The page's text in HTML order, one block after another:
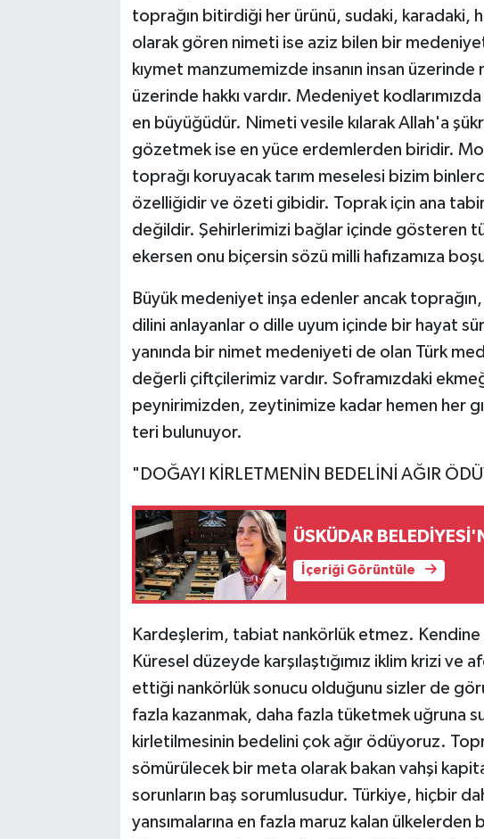
toprağın bitirdiği her ürünü, sudaki, karadaki,
olarak gören nimeti ise aziz bilen bir
kıymet manzumemizde insanın insan üzerinde
üzerinde hakkı vardır. Medeniyet
en büyüğüdür. Nimeti vesile kılarak Allah'a
gözetmek ise en yüce erdemlerden biridir.
toprağı koruyacak tarım meselesi bizim
özelliğidir ve özeti gibidir. Toprak için ana
değildir. Şehirlerimizi bağlar içinde gösteren
ekersen onu biçersin sözü milli hafızamıza
Büyük medeniyet inşa edenler ancak
dilini anlayanlar o dille uyum içinde bir hayat
yanında bir nimet medeniyeti de olan Türk
değerli çiftçilerimiz vardır. Soframızdaki
peynirimizden, zeytinimize kadar hemen her
teri bulunuyor.
"DOĞAYI KİRLETMENİN BEDELİNİ AĞIR
ÜSKÜDAR
İçeriği Görüntüle
Kardeşlerim, tabiat nankörlük etmez.
Küresel düzeyde karşılaştığımız iklim krizi ve
ettiği nankörlük sonucu olduğunu sizler de
fazla kazanmak, daha fazla tüketmek uğruna
kirletilmesinin bedelini çok ağır ödüyoruz.
sömürülecek bir meta olarak bakan vahşi
sorunların baş sorumlusudur. Türkiye, hiçbir
yansımalarına en fazla maruz kalan ülkelerden